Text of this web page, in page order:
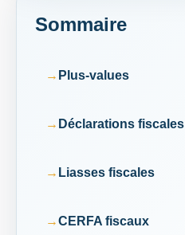
Sommaire
Plus-values
Déclarations fiscales
Liasses fiscales
CERFA fiscaux